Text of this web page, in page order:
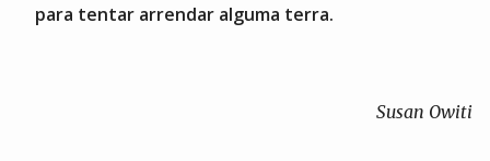
para tentar arrendar alguma terra.
Susan Owiti